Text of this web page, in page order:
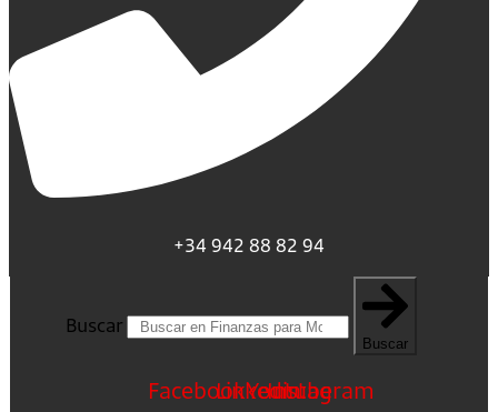
+34 942 88 82 94
Buscar
Buscar
FacebookLinkedin
Youtube
Instagram